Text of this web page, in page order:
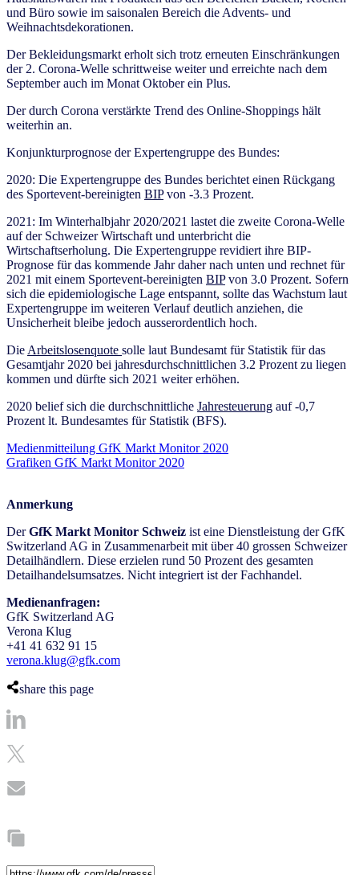
und Büro sowie im saisonalen Bereich die Advents- und
Weihnachtsdekorationen.
Der Bekleidungsmarkt erholt sich trotz erneuten Einschränkungen
der 2. Corona-Welle schrittweise weiter und erreichte nach dem
September auch im Monat Oktober ein Plus.
Der durch Corona verstärkte Trend des Online-Shoppings hält
weiterhin an.
Konjunkturprognose der Expertengruppe des Bundes:
2020: Die Expertengruppe des Bundes berichtet einen Rückgang
des Sportevent-bereinigten BIPvon -3.3 Prozent.
2021: Im Winterhalbjahr 2020/2021 lastet die zweite Corona-Welle
auf der Schweizer Wirtschaft und unterbricht die
Wirtschaftserholung. Die Expertengruppe revidiert ihre BIP-
Prognose für das kommende Jahr daher nach unten und rechnet für
2021 mit einem Sportevent-bereinigten BIPvon 3.0 Prozent. Sofern
sich die epidemiologische Lage entspannt, sollte das Wachstum laut
Expertengruppe im weiteren Verlauf deutlich anziehen, die
Unsicherheit bleibe jedoch ausserordentlich hoch.
Die Arbeitslosenquote solle laut Bundesamt für Statistik für das
Gesamtjahr 2020 bei jahresdurchschnittlichen 3.2 Prozent zu liegen
kommen und dürfte sich 2021 weiter erhöhen.
2020 belief sich die durchschnittliche Jahresteuerung auf -0,7
Prozent lt. Bundesamtes für Statistik (BFS).
Medienmitteilung GfK Markt Monitor 2020
Grafiken GfK Markt Monitor 2020
Anmerkung
DerGfK Markt Monitor Schweiz ist eine Dienstleistung der GfK
Switzerland AG in Zusammenarbeit mit über 40 grossen Schweizer
Detailhändlern. Diese erzielen rund 50 Prozent des gesamten
Detailhandelsumsatzes. Nicht integriert ist der Fachhandel.
Medienanfragen:
GfK Switzerland AG
Verona Klug
+41 41 632 91 15
verona.klug@gfk.com
share this page